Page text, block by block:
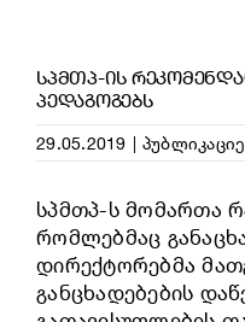
ᲡᲞᲛᲗᲞ-ᲘᲡ
ᲞᲔᲓᲐᲒᲝᲒᲔᲑᲡ
29.05.2019 |
სპმთპ-ს მომართა
რომლებმაც
დირექტორებმა
განცხადებების